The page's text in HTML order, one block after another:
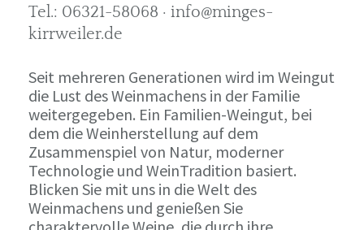
Tel.: 06321-58068 · info@minges-
kirrweiler.de
Seit mehreren Generationen wird im Weingut
die Lust des Weinmachens in der Familie
weitergegeben. Ein Familien-Weingut, bei
dem die Weinherstellung auf dem
Zusammenspiel von Natur, moderner
Technologie und WeinTradition basiert.
Blicken Sie mit uns in die Welt des
Weinmachens und genießen Sie